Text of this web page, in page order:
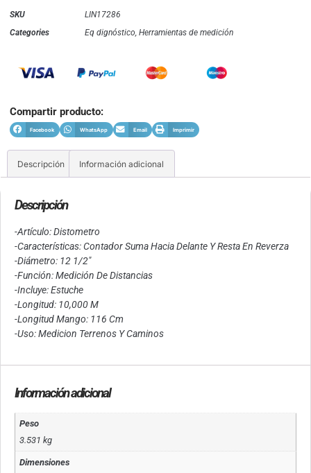
SKU
LIN17286
Categories
Eq dignóstico Herramientas de medición
Compartir producto:
Facebook WhatsApp Email Imprimir
Descripción Información adicional
Descripción
-Artículo: Distometro
-Características: Contador Suma Hacia Delante Y Resta En Reverza
-Diámetro: 12 1/2″
-Función: Medición De Distancias
-Incluye: Estuche
-Longitud: 10,000 M
-Longitud Mango: 116 Cm
-Uso: Medicion Terrenos Y Caminos
Información adicional
Peso
3.531 kg
Dimensiones